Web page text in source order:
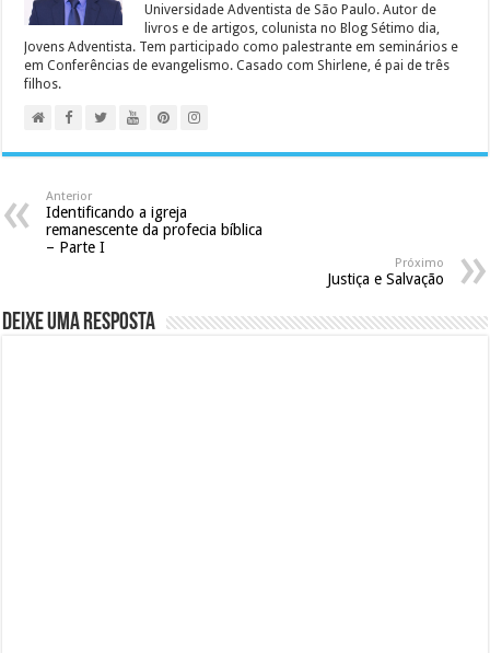
Universidade Adventista de São Paulo. Autor de
livros e de artigos, colunista no Blog Sétimo dia,
Jovens Adventista. Tem participado como palestrante em seminários e
em Conferências de evangelismo. Casado com Shirlene, é pai de três
filhos.
Anterior
Identificando a igreja
remanescente da profecia bíblica
– Parte I
Próximo
Justiça e Salvação
Deixe uma resposta